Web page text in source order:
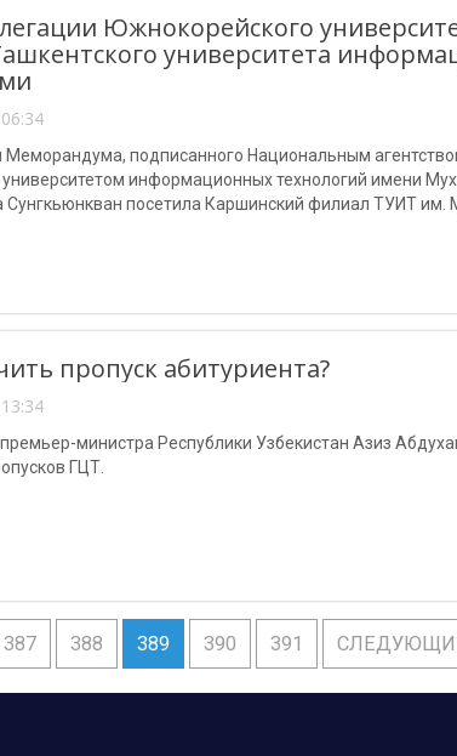
Южнокорейского
университета
Меморандума, подписанного Национальным
информационных технологий имени
Сунгкьюнкван посетила Каршинский филиал ТУИТ
пропуск абитуриента?
министра Республики Узбекистан Азиз
ГЦТ.
387 388 389 390 391